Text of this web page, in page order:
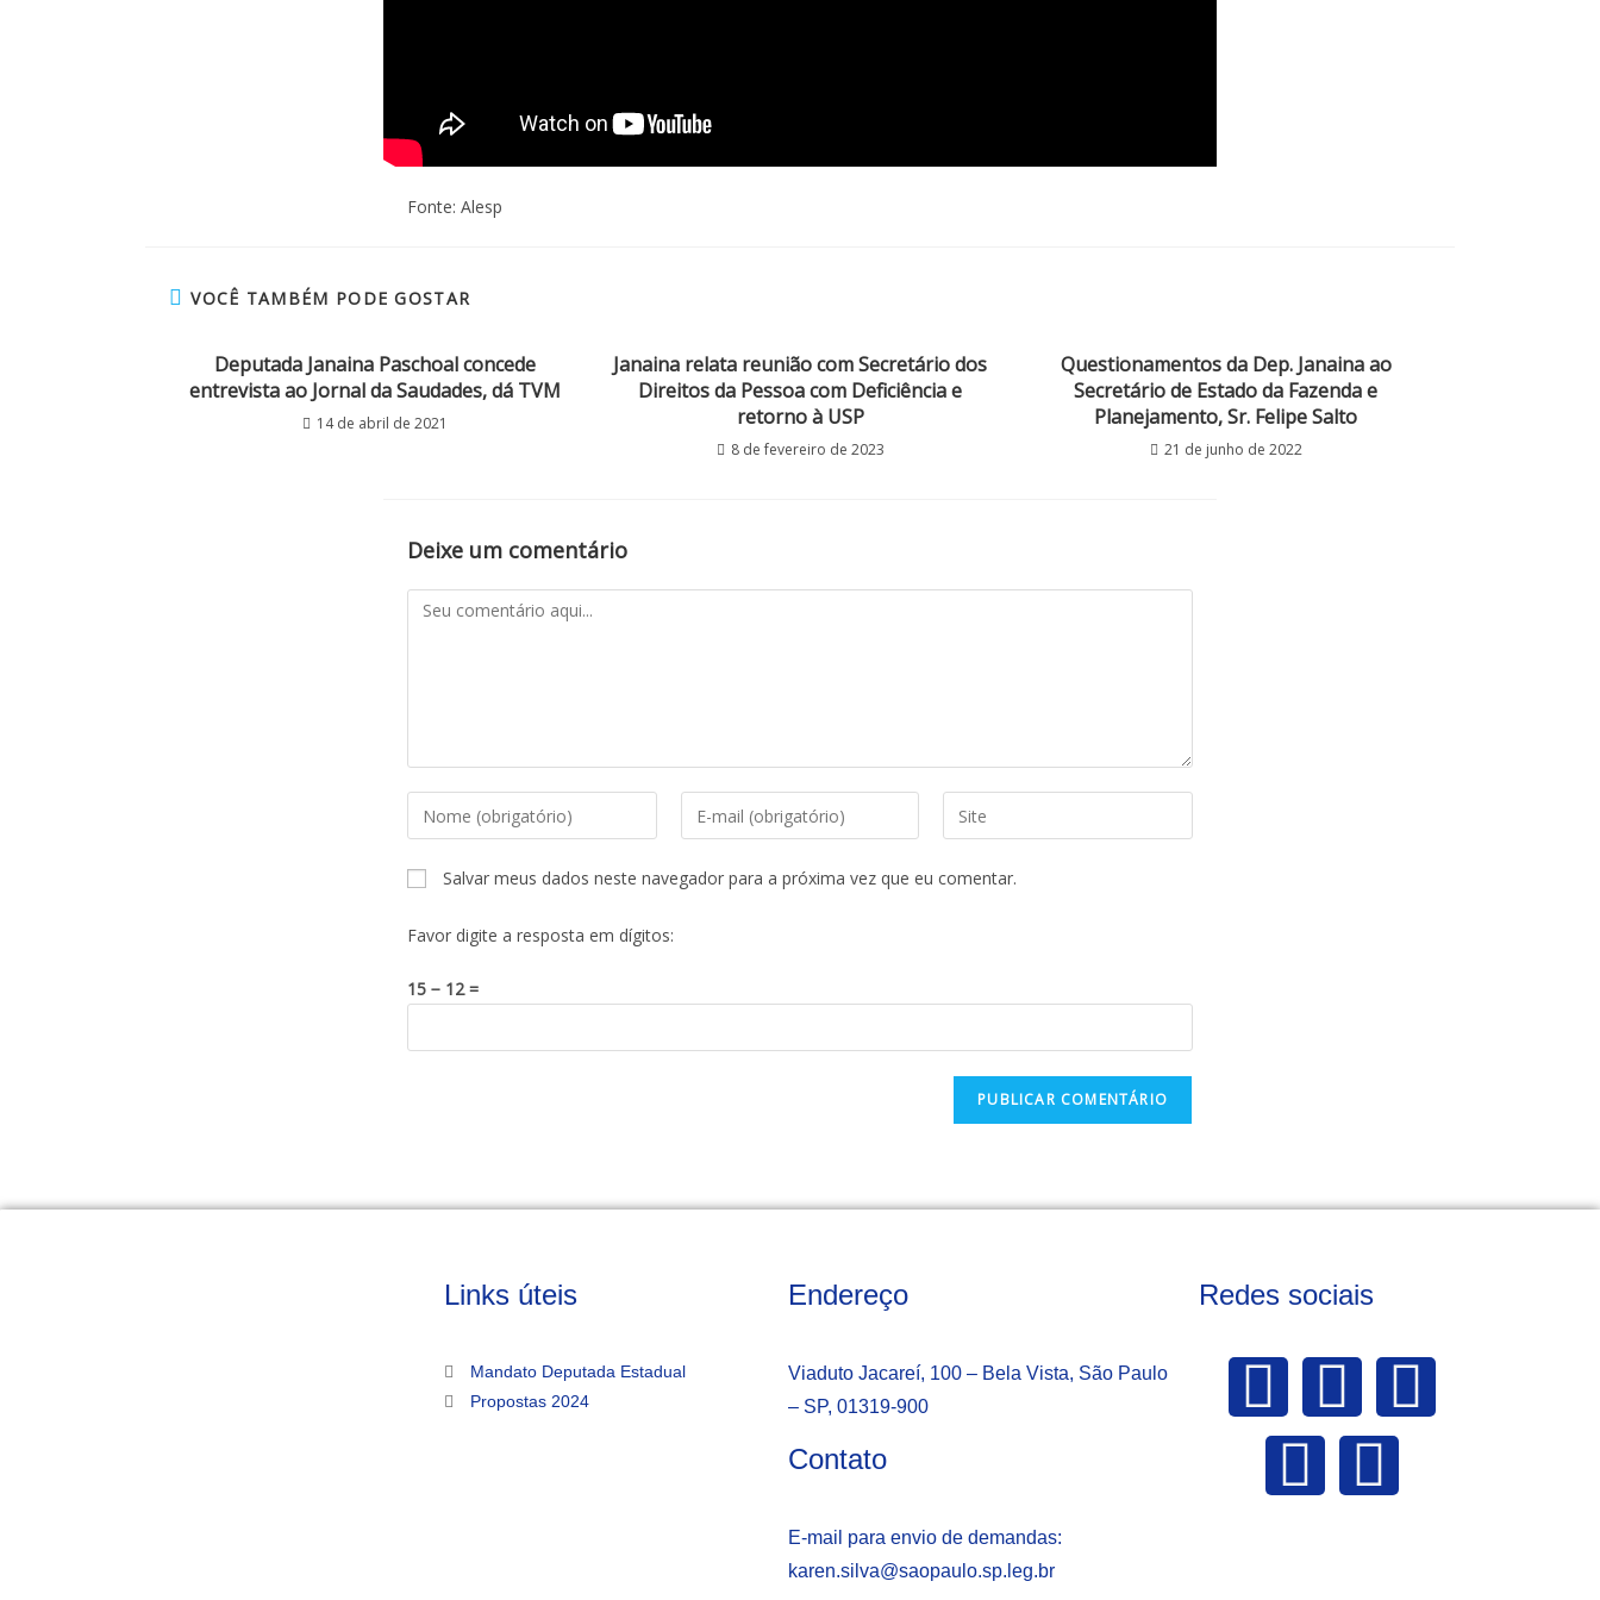
Fonte: Alesp
VOCÊ TAMBÉM PODE GOSTAR
Deputada Janaina Paschoal concede
entrevista ao Jornal da Saudades, dá TVM
14 de abril de 2021
Janaina relata reunião com Secretário dos
Direitos da Pessoa com Deficiência e
retorno à USP
8 de fevereiro de 2023
Questionamentos da Dep. Janaina ao
Secretário de Estado da Fazenda e
Planejamento, Sr. Felipe Salto
21 de junho de 2022
Deixe um comentário
Salvar meus dados neste navegador para a próxima vez que eu comentar.
Favor digite a resposta em dígitos:
15 − 12 =
Links úteis
Mandato Deputada Estadual
Propostas 2024
Endereço
Viaduto Jacareí, 100 – Bela Vista, São Paulo
– SP, 01319-900
Contato
E-mail para envio de demandas:
karen.silva@saopaulo.sp.leg.br
Redes sociais